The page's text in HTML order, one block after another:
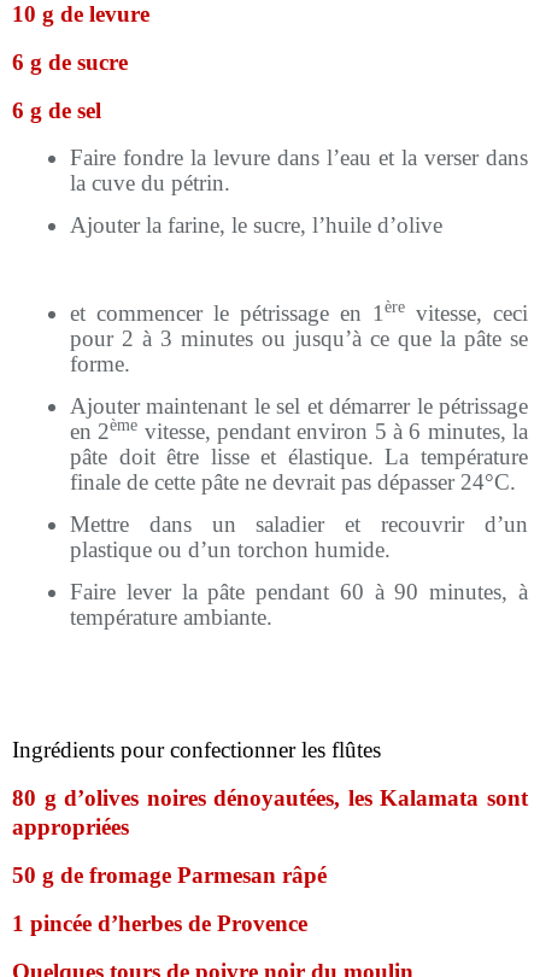
10 g de levure
6 g de sucre
6 g de sel
Faire fondre la levure dans l’eau et la verser dans
la cuve du pétrin.
Ajouter la farine, le sucre, l’huile d’olive
et commencer le pétrissage en 1 ère vitesse, ceci
pour 2 à 3 minutes ou jusqu’à ce que la pâte se
forme.
Ajouter maintenant le sel et démarrer le pétrissage
en 2ème vitesse, pendant environ 5 à 6 minutes, la
pâte doit être lisse et élastique. La température
finale de cette pâte ne devrait pas dépasser 24°C.
Mettre dans un saladier et recouvrir d’un
plastique ou d’un torchon humide.
Faire lever la pâte pendant 60 à 90 minutes, à
température ambiante.
Ingrédients pour confectionner les flûtes
80 g d’olives noires dénoyautées, les Kalamata sont
appropriées
50 g de fromage Parmesan râpé
1 pincée d’herbes de Provence
Quelques tours de poivre noir du moulin